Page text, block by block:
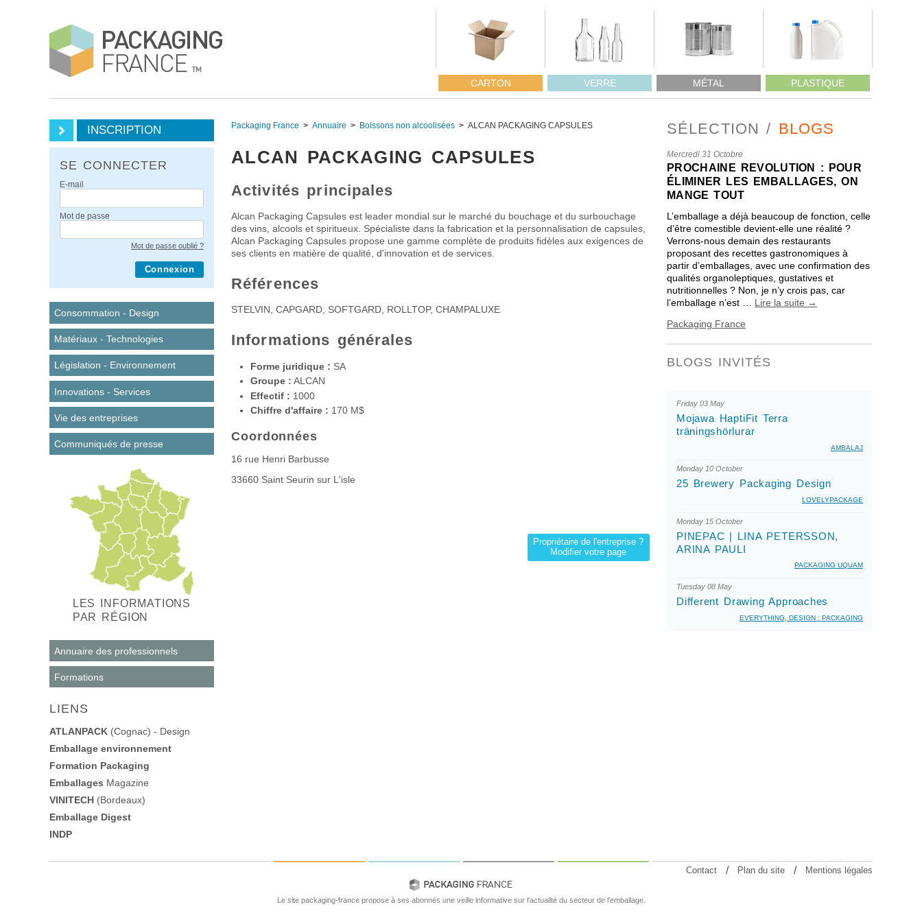
CARTON VERRE MÉTAL PLASTIQUE
INSCRIPTION
SE CONNECTER
E-mail
Mot de passe
Mot de passe oublié ?
Connexion
Consommation - Design
Matériaux - Technologies
Législation - Environnement
Innovations - Services
Vie des entreprises
Communiqués de presse
LES INFORMATIONS
PAR RÉGION
Annuaire des professionnels
Formations
LIENS
ATLANPACK (Cognac) - Design
Emballage environnement
Formation Packaging
Emballages Magazine
VINITECH (Bordeaux)
Emballage Digest
INDP
ALCAN PACKAGING CAPSULES
Packaging France Annuaire Boissons non alcoolisées ALCAN PACKAGING CAPSULES
Activités principales
Alcan Packaging Capsules est leader mondial sur le marché du bouchage et du surbouchage
des vins, alcools et spiritueux. Spécialiste dans la fabrication et la personnalisation de capsules,
Alcan Packaging Capsules propose une gamme complète de produits fidèles aux exigences de
ses clients en matière de qualité, d'innovation et de services.
Références
STELVIN, CAPGARD, SOFTGARD, ROLLTOP, CHAMPALUXE
Informations générales
Forme juridique : SA
Groupe : ALCAN
Effectif : 1000
Chiffre d'affaire : 170 M$
Coordonnées
16 rue Henri Barbusse
33660 Saint Seurin sur L'isle
Propriétaire de l'entreprise ?
Modifier votre page
SÉLECTION BLOGS
PROCHAINE REVOLUTION : POUR
ÉLIMINER LES EMBALLAGES, ON
MANGE TOUT
Mercredi 31 Octobre
L’emballage a déjà beaucoup de fonction, celle
d’être comestible devient-elle une réalité ?
Verrons-nous demain des restaurants
proposant des recettes gastronomiques à
partir d’emballages, avec une confirmation des
qualités organoleptiques, gustatives et
nutritionnelles ? Non, je n’y crois pas, car
l’emballage n’est … Lire la suite →
Packaging France
BLOGS INVITÉS
Mojawa HaptiFit Terra
träningshörlurar
Friday 03 May
AMBALAJ
25 Brewery Packaging Design
Monday 10 October
LOVELYPACKAGE
PINEPAC | LINA PETERSSON,
ARINA PAULI
Monday 15 October
PACKAGING UQUAM
Different Drawing Approaches
Tuesday 08 May
EVERYTHING, DESIGN : PACKAGING
Le site packaging-france propose à ses abonnés une veille informative sur l'actualité du secteur de l'emballage.
Contact Plan du site Mentions légales